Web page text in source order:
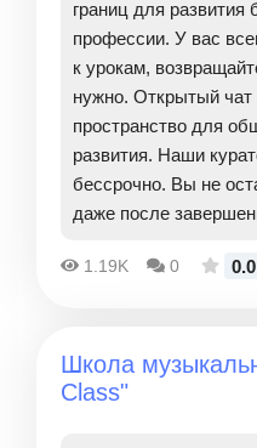
границ для развития
профессии. У вас
к урокам,
нужно. Открытый чат
пространство для
развития. Наши
бессрочно. Вы не
даже после
1.19K 0 0.0
Школа
Class"